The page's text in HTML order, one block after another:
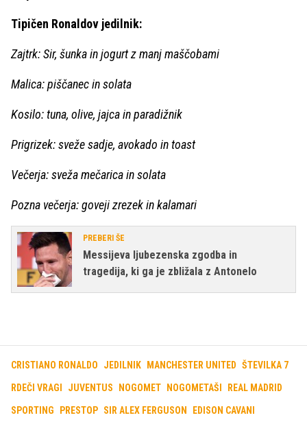
Tipičen Ronaldov jedilnik:
Zajtrk: Sir, šunka in jogurt z manj maščobami
Malica: piščanec in solata
Kosilo: tuna, olive, jajca in paradižnik
Prigrizek: sveže sadje, avokado in toast
Večerja: sveža mečarica in solata
Pozna večerja: goveji zrezek in kalamari
PREBERI ŠE
Messijeva ljubezenska zgodba in
tragedija, ki ga je zbližala z Antonelo
CRISTIANO RONALDO JEDILNIK MANCHESTER UNITED ŠTEVILKA 7
RDEČI VRAGI JUVENTUS NOGOMET NOGOMETAŠI REAL MADRID
SPORTING PRESTOP SIR ALEX FERGUSON EDISON CAVANI